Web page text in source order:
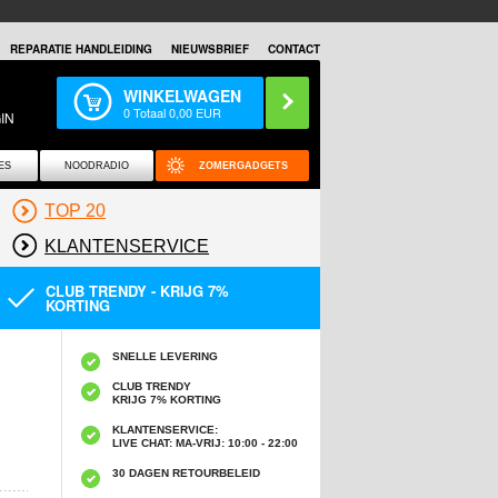
REPARATIE HANDLEIDING NIEUWSBRIEF CONTACT
WINKELWAGEN
0Totaal0,00 EUR
NOODRADIO ZOMERGADGETS
TOP 20
KLANTENSERVICE
CLUB TRENDY - KRIJG 7%
KORTING
SNELLE LEVERING
CLUB TRENDY
KRIJG 7% KORTING
KLANTENSERVICE:
LIVE CHAT: MA-VRIJ: 10:00 - 22:00
30 DAGEN RETOURBELEID